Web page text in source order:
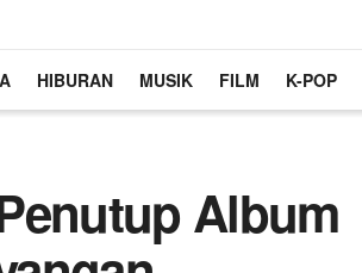
HIBURAN MUSIK FILM K-POP
Album